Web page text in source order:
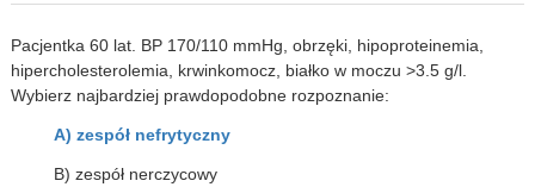
Pacjentka 60 lat. BP 170/110 mmHg, obrzęki, hipoproteinemia,
hipercholesterolemia, krwinkomocz, białko w moczu >3.5 g/l.
Wybierz najbardziej prawdopodobne rozpoznanie:
A) zespół nefrytyczny
B) zespół nerczycowy